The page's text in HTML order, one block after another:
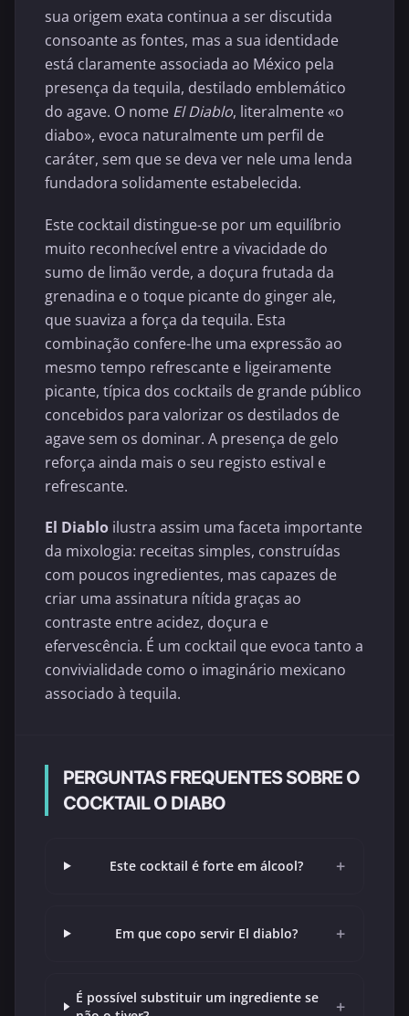
sua origem exata continua a ser discutida
consoante as fontes, mas a sua identidade
está claramente associada ao México pela
presença da tequila, destilado emblemático
do agave. O nome El Diablo, literalmente «o
diabo», evoca naturalmente um perfil de
caráter, sem que se deva ver nele uma lenda
fundadora solidamente estabelecida.
Este cocktail distingue-se por um equilíbrio
muito reconhecível entre a vivacidade do
sumo de limão verde, a doçura frutada da
grenadina e o toque picante do ginger ale,
que suaviza a força da tequila. Esta
combinação confere-lhe uma expressão ao
mesmo tempo refrescante e ligeiramente
picante, típica dos cocktails de grande público
concebidos para valorizar os destilados de
agave sem os dominar. A presença de gelo
reforça ainda mais o seu registo estival e
refrescante.
El Diablo ilustra assim uma faceta importante
da mixologia: receitas simples, construídas
com poucos ingredientes, mas capazes de
criar uma assinatura nítida graças ao
contraste entre acidez, doçura e
efervescência. É um cocktail que evoca tanto a
convivialidade como o imaginário mexicano
associado à tequila.
PERGUNTAS FREQUENTES SOBRE O
COCKTAIL O DIABO
Este cocktail é forte em álcool? +
Em que copo servir El diablo? +
É possível substituir um ingrediente se
+